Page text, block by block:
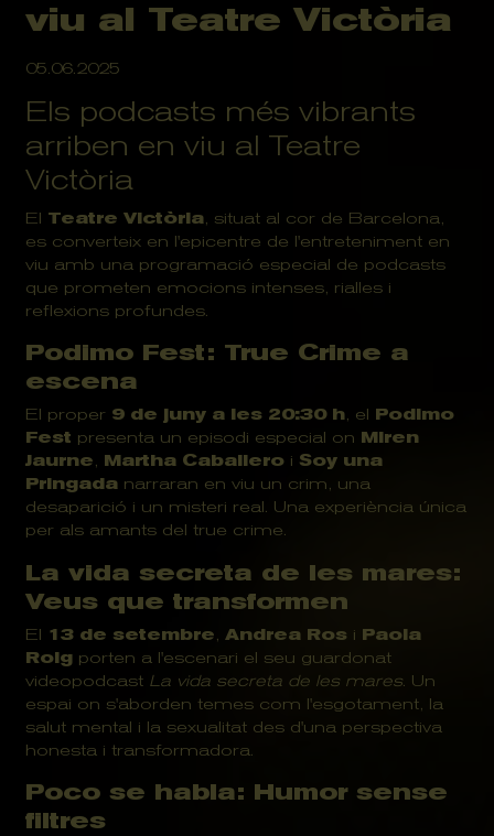
viu al Teatre Victòria
05.06.2025
Els podcasts més vibrants
arriben en viu al Teatre
Victòria
El Teatre Victòria, situat al cor de Barcelona,
es converteix en l'epicentre de l'entreteniment en
viu amb una programació especial de podcasts
que prometen emocions intenses, rialles i
reflexions profundes.
Podimo Fest: True Crime a
escena
El proper 9 de juny a les 20:30 h, el Podimo
Fest presenta un episodi especial on Miren
Jaurne
Martha Caballeroi Soy una
Pringadanarraran en viu un crim, una
desaparició i un misteri real. Una experiència única
per als amants del true crime.
La vida secreta de les mares:
Veus que transformen
El 13 de setembre Andrea Ros i Paola
Roigporten a l'escenari el seu guardonat
videopodcast La vida secreta de les mares. Un
espai on s'aborden temes com l'esgotament, la
salut mental i la sexualitat des d'una perspectiva
honesta i transformadora.
Poco se habla: Humor sense
filtres